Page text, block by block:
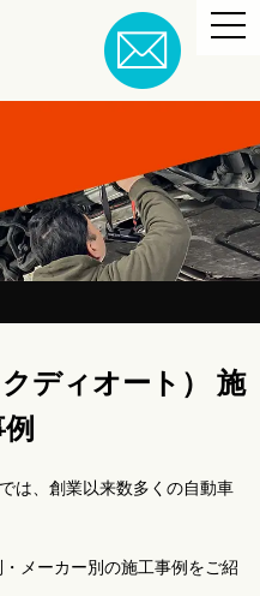
ディオート） 施
は、創業以来数多くの自動車
メーカー別の施工事例をご紹